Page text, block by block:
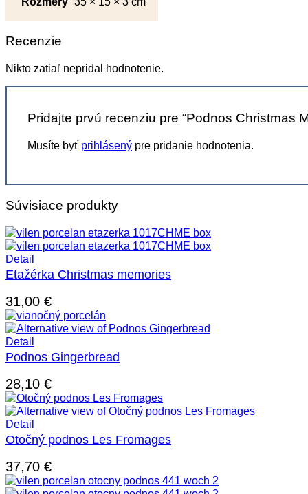
Recenzie
Nikto zatiaľ nepridal hodnotenie.
Pridajte prvú recenziu pre “Podnos Christmas
Musíte byť prihlásený pre pridanie hodnotenia.
Súvisiace produkty
Detail
Etažérka Christmas memories
31,00 €
Detail
Podnos Gingerbread
28,10 €
Detail
Otočný podnos Les Fromages
37,70 €